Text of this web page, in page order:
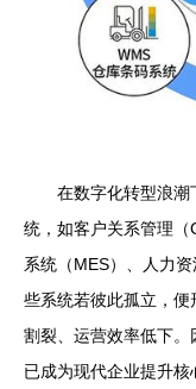
在数字化转型浪潮
统，如客户关系管理
系统（MES）、人力
些系统若彼此孤立，便
割裂、运营效率低下。
已成为现代企业提升核